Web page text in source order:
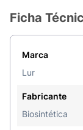
Ficha
Marca
Lur
Fabricante
Biosintética